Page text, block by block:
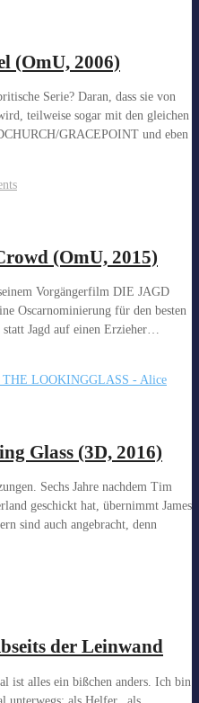
(OmU, 2006)
Serie? Daran, dass sie von
teilweise sogar mit den gleichen
GRACEPOINT und eben
(OmU, 2015)
Vorgängerfilm DIE JAGD
Oscarnominierung für den besten
statt Jagd auf einen Erzieher…
Glass (3D, 2016)
Sechs Jahre nachdem Tim
geschickt hat, übernimmt James
sind auch angebracht, denn
der Leinwand
ist alles ein bißchen anders. Ich bin